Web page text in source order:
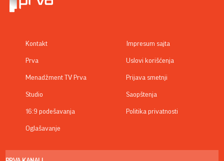
Kontakt
Prva
Menadžment TV Prva
Studio
16:9 podešavanja
Oglašavanje
Impresum sajta
Uslovi korišćenja
Prijava smetnji
Saopštenja
Politika privatnosti